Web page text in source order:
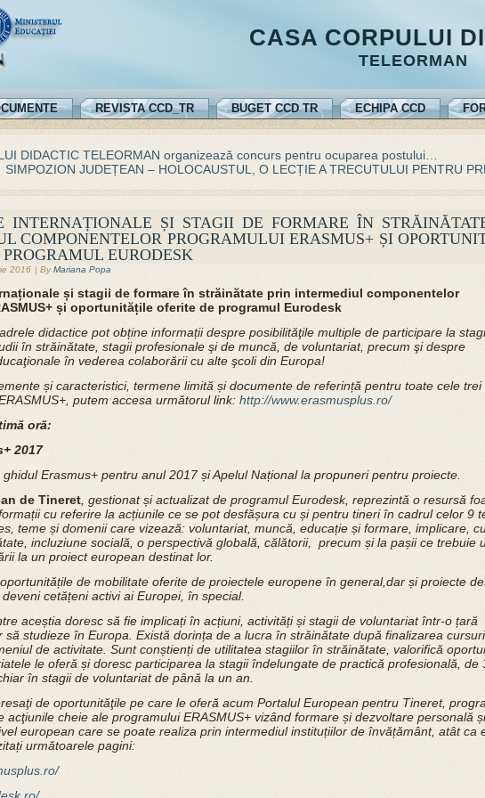
CASA CORPULUI
TELEORMAN
REVISTA CCD_TR BUGET CCD TR ECHIPA CCD
DIDACTIC TELEORMAN organizează concurs pentru ocuparea postului…
SIMPOZION JUDEȚEAN – HOLOCAUSTUL, O LECȚIE A TRECUTULUI PENTRU
INTERNAȚIONALE ȘI STAGII DE FORMARE ÎN
COMPONENTELOR PROGRAMULUI ERASMUS+ ȘI
EURODESK
2016 | By Mariana Popa
și stagii de formare în străinătate prin intermediul componentelor
și oportunitățile oferite de programul Eurodesk
didactice pot obține informații despre posibilităţile multiple de participare la
în străinătate, stagii profesionale şi de muncă, de voluntariat, precum şi despre
în vederea colaborării cu alte şcoli din Europa!
și caracteristici, termene limită și documente de referință pentru toate cele trei
putem accesa următorul link: http://www.erasmusplus.ro/
oră:
2017
Erasmus+ pentru anul 2017 și Apelul Național la propuneri pentru proiecte.
de Tineret , gestionat și actualizat de programul Eurodesk, reprezintă o resursă
cu referire la acțiunile ce se pot desfășura cu și pentru tineri în cadrul celor 9
teme și domenii care vizează: voluntariat, muncă, educație și formare, implicare,
incluziune socială, o perspectivă globală, călătorii, precum și la pașii ce trebuie
la un proiect european destinat lor.
de mobilitate oferite de proiectele europene în general,dar și proiecte
cetățeni activi ai Europei, în special.
aceștia doresc să fie implicați în acțiuni, activități și stagii de voluntariat într-o țară
să studieze în Europa. Există dorința de a lucra în străinătate după finalizarea
de activitate. Sunt conștienți de utilitatea stagiilor în străinătate, valorifică
le oferă și doresc participarea la stagii îndelungate de practică profesională, de
în stagii de voluntariat de până la un an.
de oportunităţile pe care le oferă acum Portalul European pentru Tineret,
acţiunile cheie ale programului ERASMUS+ vizând formare și dezvoltare personală și
european care se poate realiza prin intermediul instituțiilor de învățământ, atât ca
următoarele pagini: